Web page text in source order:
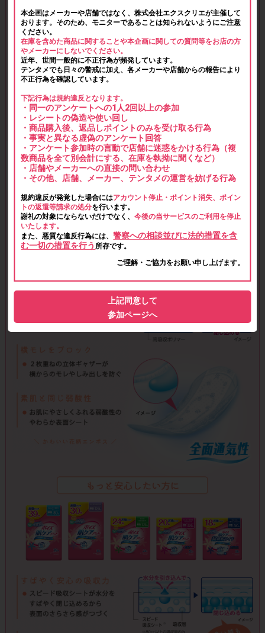
本企画はメーカーや店舗ではなく、株式会社エクスクリエが主催して
おります。そのため、モニターであることは知られないようにご注意
ください。
在庫を含めた商品に関することや本企画に関しての質問等をお店の方
やメーカーにしないでください。
近年、世間一般的に不正行為が頻発しています。
テンタメでも日々の警戒に加え、各メーカーや店舗からの報告により
不正行為を確認しています。
下記行為は規約違反となります。
・同一のアンケートへの1人2回以上の参加
・レシートの偽造や使い回し
・商品購入後、返品しポイントのみを受け取る行為
・事実と異なる虚偽のアンケート回答
・アンケート参加時の言動で店舗に迷惑をかける行為（複
数商品を全て別会計にする、在庫を執拗に聞くなど）
・店舗やメーカーへの直接の問い合わせ
・その他、店舗、メーカー、テンタメの運営を妨げる行為
規約違反が発覚した場合にはアカウント停止・ポイント消失、ポイン
トの返還等請求の処分を行います。
謝礼の対象にならないだけでなく、今後の当サービスのご利用を停止
いたします。
また、悪質な違反行為には、警察への相談並びに法的措置を含
む一切の措置を行う 所存です。
ご理解・ご協力をお願い申し上げます。
上記同意して
参加ページへ